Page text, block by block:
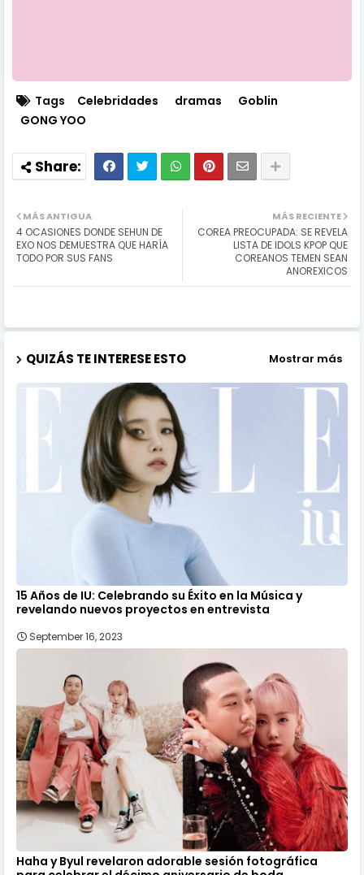
Tags Celebridades dramas
Goblin
​​GONG YOO
MÁS RECIENTE
COREA PREOCUPADA: SE REVELA
LISTA DE IDOLS KPOP QUE
COREANOS TEMEN SEAN
ANOREXICOS
MÁS ANTIGUA
​4 OCASIONES DONDE SEHUN DE
EXO NOS DEMUESTRA QUE HARÍA
TODO POR SUS FANS
QUIZÁS TE INTERESE ESTO Mostrar más
15 Años de IU: Celebrando su Éxito en la Música y
revelando nuevos proyectos en entrevista
September 16, 2023
Haha y Byul revelaron adorable sesión fotográfica